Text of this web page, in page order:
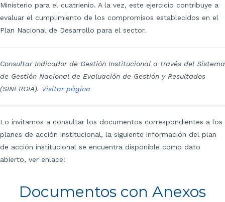
Ministerio para el cuatrienio. A la vez, este ejercicio contribuye a
evaluar el cumplimiento de los compromisos establecidos en el
Plan Nacional de Desarrollo para el sector.
Consultar Indicador de Gestión Institucional a través del Sistema
de Gestión ​Nacional de Evaluación de Gestión y Resultados
(SINERGIA). Visitar página
Lo invitamos a consultar los documentos correspondientes a los
planes de acción institucional, la siguiente información del plan
de acción institucional se encuentra disponible como dato
abierto, ver enlace:
Documentos con Anexos